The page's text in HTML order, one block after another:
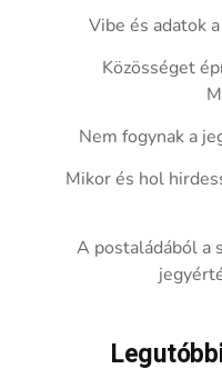
Vibe és adatok
Közösséget
Nem fogynak a
Mikor és hol
A postaládából a